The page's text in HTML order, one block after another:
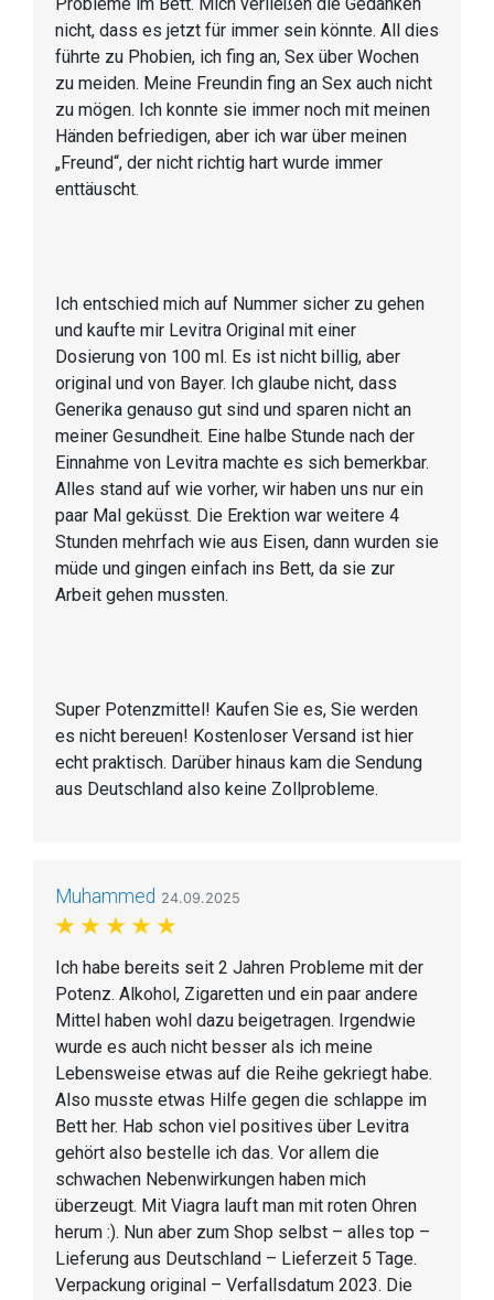
nicht, dass es jetzt für immer sein könnte. All dies
führte zu Phobien, ich fing an, Sex über Wochen
zu meiden. Meine Freundin fing an Sex auch nicht
zu mögen. Ich konnte sie immer noch mit meinen
Händen befriedigen, aber ich war über meinen
„Freund“, der nicht richtig hart wurde immer
enttäuscht.
Ich entschied mich auf Nummer sicher zu gehen
und kaufte mir Levitra Original mit einer
Dosierung von 100 ml. Es ist nicht billig, aber
original und von Bayer. Ich glaube nicht, dass
Generika genauso gut sind und sparen nicht an
meiner Gesundheit. Eine halbe Stunde nach der
Einnahme von Levitra machte es sich bemerkbar.
Alles stand auf wie vorher, wir haben uns nur ein
paar Mal geküsst. Die Erektion war weitere 4
Stunden mehrfach wie aus Eisen, dann wurden sie
müde und gingen einfach ins Bett, da sie zur
Arbeit gehen mussten.
Super Potenzmittel! Kaufen Sie es, Sie werden
es nicht bereuen! Kostenloser Versand ist hier
echt praktisch. Darüber hinaus kam die Sendung
aus Deutschland also keine Zollprobleme.
Muhammed 24.09.2025
Ich habe bereits seit 2 Jahren Probleme mit der
Potenz. Alkohol, Zigaretten und ein paar andere
Mittel haben wohl dazu beigetragen. Irgendwie
wurde es auch nicht besser als ich meine
Lebensweise etwas auf die Reihe gekriegt habe.
Also musste etwas Hilfe gegen die schlappe im
Bett her. Hab schon viel positives über Levitra
gehört also bestelle ich das. Vor allem die
schwachen Nebenwirkungen haben mich
überzeugt. Mit Viagra lauft man mit roten Ohren
herum :). Nun aber zum Shop selbst – alles top –
Lieferung aus Deutschland – Lieferzeit 5 Tage.
Verpackung original – Verfallsdatum 2023. Die